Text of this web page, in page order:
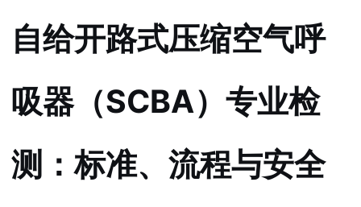
自给开路式压缩空气呼
吸器（SCBA）专业检
测：标准、流程与安全